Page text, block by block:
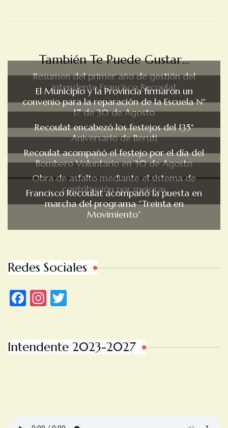
También Te Puede Gustar...
Resumen del primer año de gestión del
intendente Francisco Recoulat
El Municipio y la Provincia firmaron un
convenio para la reparación de la Escuela N°
17 de 30 de Agosto
Recoulat encabezó los festejos del 135°
Aniversario de Beruti
Recoulat acompañó el festejo por el día del
Bombero Voluntario en 30 de Agosto
Obra de asfalto mediante el sistema de
contribución por mejoras
Francisco Recoulat acompañó la puesta en
marcha del programa “Treinta en
Movimiento”
Redes Sociales
Facebook
Instagram
Intendente 2023-2027